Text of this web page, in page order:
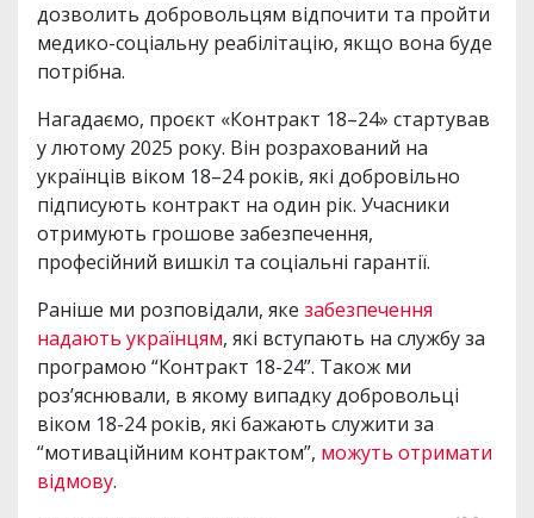
дозволить добровольцям відпочити та пройти
медико-соціальну реабілітацію, якщо вона буде
потрібна.
Нагадаємо, проєкт «Контракт 18–24» стартував
у лютому 2025 року. Він розрахований на
українців віком 18–24 років, які добровільно
підписують контракт на один рік. Учасники
отримують грошове забезпечення,
професійний вишкіл та соціальні гарантії.
Раніше ми розповідали, яке забезпечення
надають українцям, які вступають на службу за
програмою “Контракт 18-24”. Також ми
роз’яснювали, в якому випадку добровольці
віком 18-24 років, які бажають служити за
“мотиваційним контрактом”, можуть отримати
відмову.